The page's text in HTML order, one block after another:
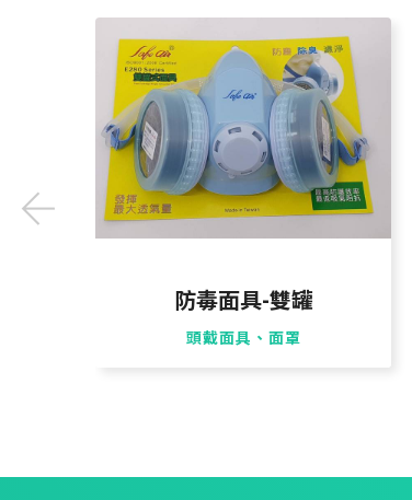
防毒面具-雙罐
頭戴面具、面罩